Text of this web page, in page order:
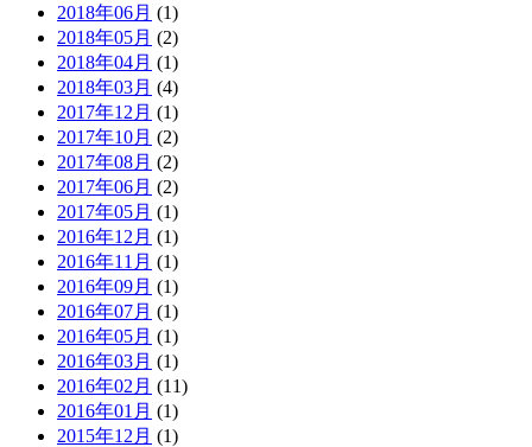
2018年06月 (1)
2018年05月 (2)
2018年04月 (1)
2018年03月 (4)
2017年12月 (1)
2017年10月 (2)
2017年08月 (2)
2017年06月 (2)
2017年05月 (1)
2016年12月 (1)
2016年11月 (1)
2016年09月 (1)
2016年07月 (1)
2016年05月 (1)
2016年03月 (1)
2016年02月 (11)
2016年01月 (1)
2015年12月 (1)